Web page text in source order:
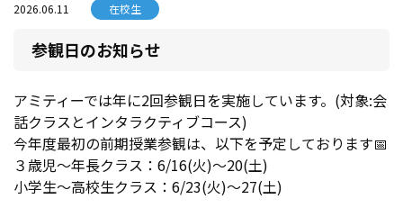
2026.06.11 在校生
参観日のお知らせ
アミティーでは年に2回参観日を実施しています。(対象:会
話クラスとインタラクティブコース)
今年度最初の前期授業参観は、以下を予定しております📅
３歳児～年長クラス：6/16(火)～20(土)
小学生～高校生クラス：6/23(火)～27(土)